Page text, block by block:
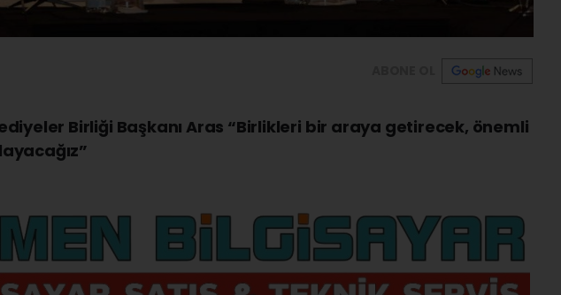
Birliği Başkanı Aras “Birlikleri bir araya getirecek, önemli